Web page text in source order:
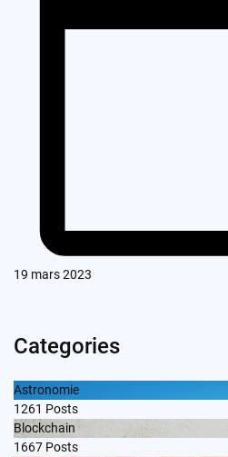
19 mars 2023
Categories
Astronomie
1261 Posts
Blockchain
1667 Posts